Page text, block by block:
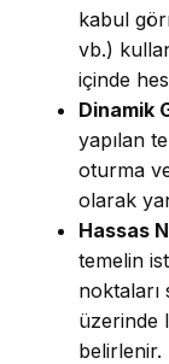
kabul
vb.)
içinde
Dinamik
yapılan
oturma
olarak
Hassas
temelin
üzerinde
belirlenir.